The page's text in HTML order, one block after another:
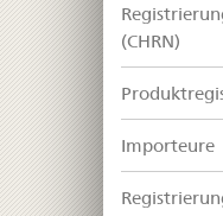
(CHRN)
Importeure